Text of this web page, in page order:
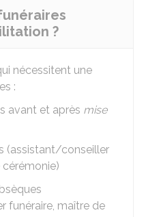
?
nécessitent une
:
avant et après mise
(assistant/conseiller
funéraire, maître de